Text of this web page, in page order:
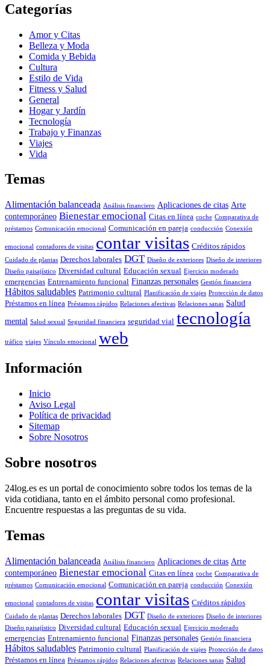
Categorías
Amor y Citas
Belleza y Moda
Comida y Bebida
Cultura
Estilo de Vida
Fitness y Salud
General
Hogar y Jardín
Tecnología
Trabajo y Finanzas
Viajes
Vida
Temas
Alimentación balanceada Análisis financiero Aplicaciones de citas Arte
contemporáneo Bienestar emocional Citas en línea coche Comparativa de
préstamos Comunicación emocional Comunicación en pareja conducción Conexión
emocional contadores de visitas contar visitas Créditos rápidos
Cuidado de plantas Derechos laborales DGT Diseño de exteriores Diseño de interiores
Diseño paisajístico Diversidad cultural Educación sexual Ejercicio moderado
emergencias Entrenamiento funcional Finanzas personales Gestión financiera
Hábitos saludables Patrimonio cultural Planificación de viajes Protección de datos
Préstamos en línea Préstamos rápidos Relaciones afectivas Relaciones sanas Salud
mental Salud sexual Seguridad financiera seguridad vial tecnología
tráfico viajes Vínculo emocional web
Información
Inicio
Aviso Legal
Política de privacidad
Sitemap
Sobre Nosotros
Sobre nosotros
24log.es es un portal de conocimiento sobre todos los temas de la
vida cotidiana, tanto en el ámbito personal como profesional.
Encuentre respuestas a las preguntas de su vida.
Temas
Alimentación balanceada Análisis financiero Aplicaciones de citas Arte
contemporáneo Bienestar emocional Citas en línea coche Comparativa de
préstamos Comunicación emocional Comunicación en pareja conducción Conexión
emocional contadores de visitas contar visitas Créditos rápidos
Cuidado de plantas Derechos laborales DGT Diseño de exteriores Diseño de interiores
Diseño paisajístico Diversidad cultural Educación sexual Ejercicio moderado
emergencias Entrenamiento funcional Finanzas personales Gestión financiera
Hábitos saludables Patrimonio cultural Planificación de viajes Protección de datos
Préstamos en línea Préstamos rápidos Relaciones afectivas Relaciones sanas Salud